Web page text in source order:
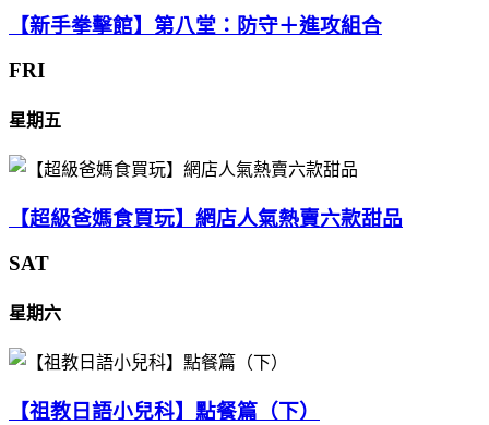
【新手拳擊館】第八堂：防守＋進攻組合
FRI
星期五
【超級爸媽食買玩】網店人氣熱賣六款甜品
SAT
星期六
【祖教日語小兒科】點餐篇（下）